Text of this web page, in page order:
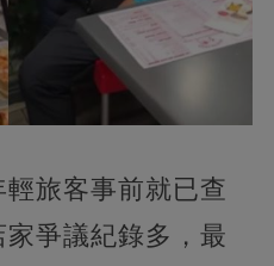
旅客事前就已查
爭議紀錄多，最